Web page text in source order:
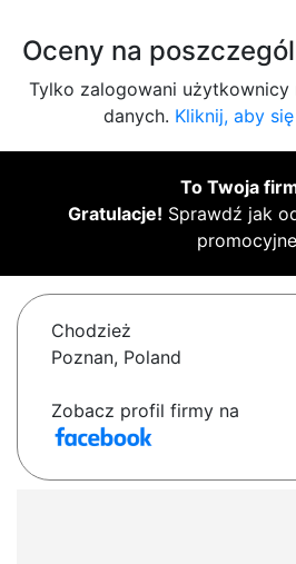
Oceny na
Tylko zalogowani
danych. Kliknij, aby
To Twoja
Gratulacje! Sprawdź jak
Chodzież
Poznan, Poland
Zobacz profil firmy na